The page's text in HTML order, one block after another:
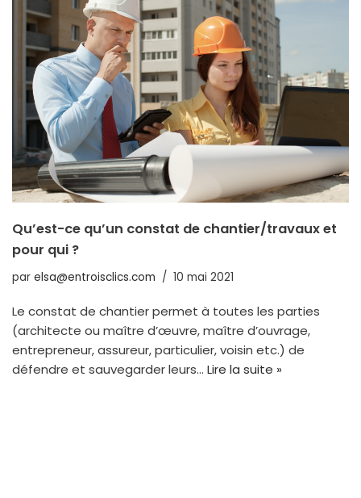
Qu’est-ce qu’un constat de chantier/travaux et
pour qui ?
par elsa@entroisclics.com 10 mai 2021
Le constat de chantier permet à toutes les parties
(architecte ou maître d’œuvre, maître d’ouvrage,
entrepreneur, assureur, particulier, voisin etc.) de
défendre et sauvegarder leurs… Lire la suite »